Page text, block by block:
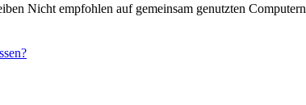
Nicht empfohlen auf gemeinsam genutzten Computern